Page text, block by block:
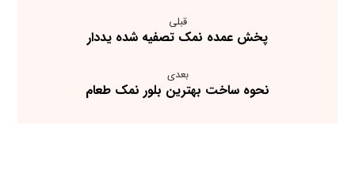
قبلی
پخش عمده نمک تصفیه شده یددار
بعدی
نحوه ساخت بهترین بلور نمک طعام